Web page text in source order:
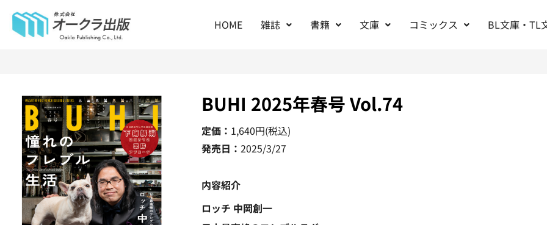
HOME 雑誌 書籍 文庫 コミックス BL文庫・TL
BUHI 2025年春号 Vol.74
定価： 1,640円(税込)
発売日： 2025/3/27
内容紹介
ロッチ 中岡創一